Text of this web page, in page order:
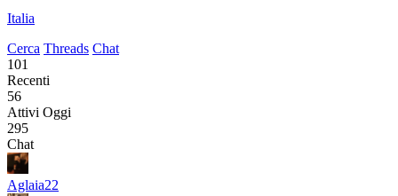
Italia
Cerca Threads Chat
101
Recenti
56
Attivi Oggi
295
Chat
Aglaia22